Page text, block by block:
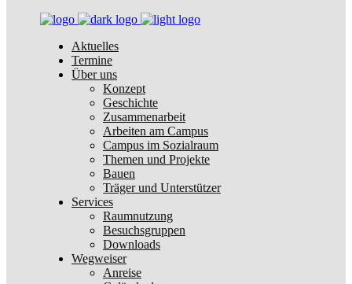
Aktuelles
Termine
Über uns
Konzept
Geschichte
Zusammenarbeit
Arbeiten am Campus
Campus im Sozialraum
Themen und Projekte
Bauen
Träger und Unterstützer
Services
Raumnutzung
Besuchsgruppen
Downloads
Wegweiser
Anreise